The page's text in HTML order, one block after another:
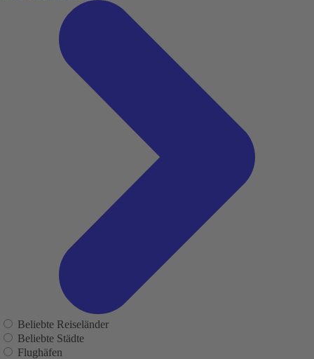
Beliebte Reiseländer
Beliebte Städte
Flughäfen